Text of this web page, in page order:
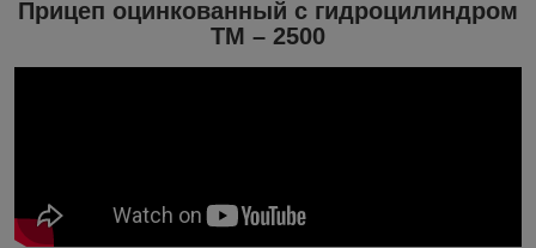
Прицеп оцинкованный с гидроцилиндром
ТМ – 2500